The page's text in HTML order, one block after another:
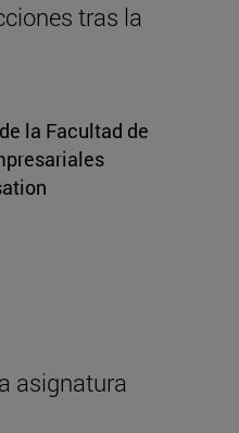
tras la
la Facultad de
asignatura